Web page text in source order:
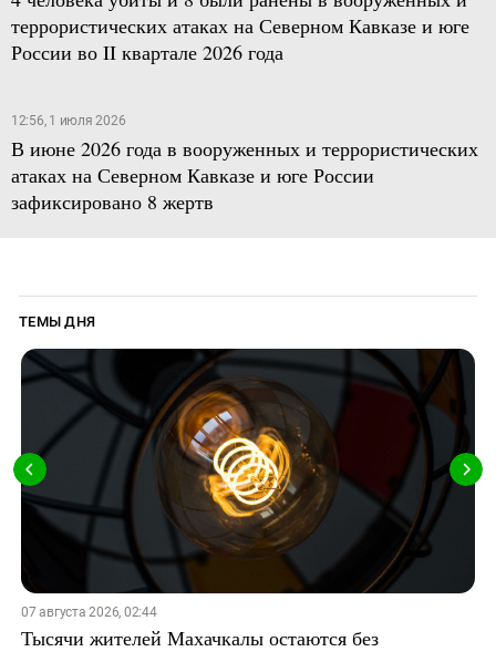
террористических атаках на Северном Кавказе и юге
России во II квартале 2026 года
12:56, 1 июля 2026
В июне 2026 года в вооруженных и террористических
атаках на Северном Кавказе и юге России
зафиксировано 8 жертв
ТЕМЫ ДНЯ
07 августа 2026, 02:44
Тысячи жителей Махачкалы остаются без